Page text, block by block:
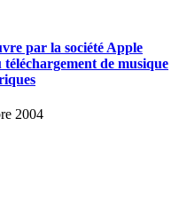
par la société Apple
de musique
2004